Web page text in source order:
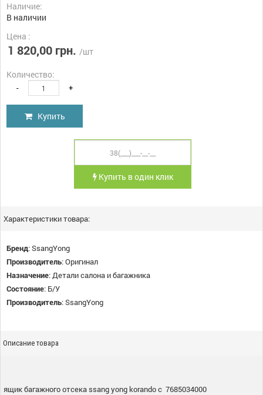
Наличие:
В наличии
Цена :
1 820,00 грн. /шт
Количество:
- +
Купить
Купить в один клик
Характеристики товара:
Бренд:SsangYong
Производитель:Оригинал
Назначение:Детали салона и багажника
Состояние: Б/У
Производитель:SsangYong
Описание товара
ящик багажного отсека ssang yong korando c 7685034000